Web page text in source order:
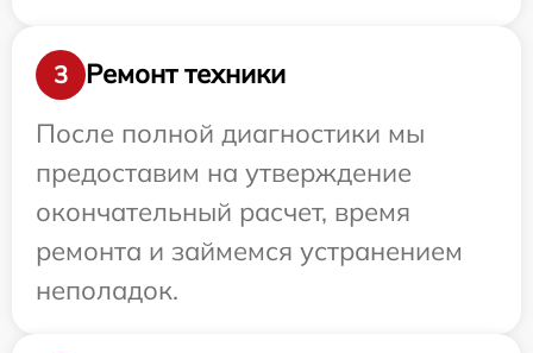
3
Ремонт техники
После полной диагностики мы
предоставим на утверждение
окончательный расчет, время
ремонта и займемся устранением
неполадок.